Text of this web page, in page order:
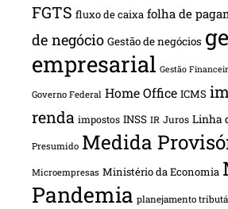
FGTS fluxo de caixa folha de
de negócio Gestão de negócios
empresarial Gestão
Governo Federal Home Office ICMS
renda impostos INSS IR Juros Linha
Presumido Medida
Microempresas Ministério da Economia
Pandemia planejamento